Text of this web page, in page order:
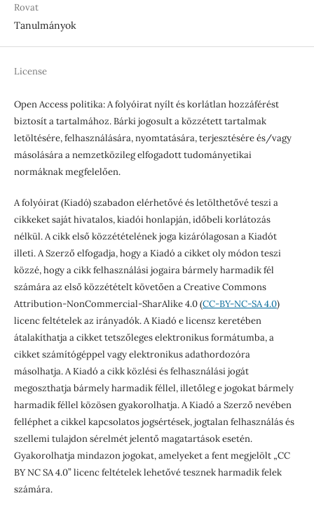
Rovat
Tanulmányok
License
Open Access politika: A folyóirat nyílt és korlátlan hozzáférést
biztosít a tartalmához. Bárki jogosult a közzétett tartalmak
letöltésére, felhasználására, nyomtatására, terjesztésére és/vagy
másolására a nemzetközileg elfogadott tudományetikai
normáknak megfelelően.
A folyóirat (Kiadó) szabadon elérhetővé és letölthetővé teszi a
cikkeket saját hivatalos, kiadói honlapján, időbeli korlátozás
nélkül. A cikk első közzétételének joga kizárólagosan a Kiadót
illeti. A Szerző elfogadja, hogy a Kiadó a cikket oly módon teszi
közzé, hogy a cikk felhasználási jogaira bármely harmadik fél
számára az első közzétételt követően a Creative Commons
Attribution-NonCommercial-SharAlike 4.0 (CC-BY-NC-SA 4.0)
licenc feltételek az irányadók. A Kiadó e licensz keretében
átalakíthatja a cikket tetszőleges elektronikus formátumba, a
cikket számítógéppel vagy elektronikus adathordozóra
másolhatja. A Kiadó a cikk közlési és felhasználási jogát
megoszthatja bármely harmadik féllel, illetőleg e jogokat bármely
harmadik féllel közösen gyakorolhatja. A Kiadó a Szerző nevében
felléphet a cikkel kapcsolatos jogsértések, jogtalan felhasználás és
szellemi tulajdon sérelmét jelentő magatartások esetén.
Gyakorolhatja mindazon jogokat, amelyeket a fent megjelölt „CC
BY NC SA 4.0” licenc feltételek lehetővé tesznek harmadik felek
számára.